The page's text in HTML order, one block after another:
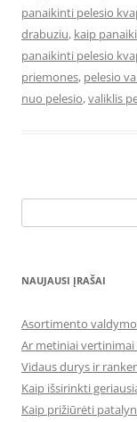
panaikinti pelesio
drabuziu, kaip
panaikinti pelesio
priemones, pelesio
nuo pelesio,valiklis
NAUJAUSI ĮRAŠAI
Asortimento valdymo
Ar metiniai
Vidaus durys ir
Kaip išsirinkti
Kaip prižiūrėti